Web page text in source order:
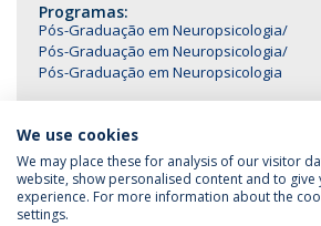
Programas:
Pós-Graduação em Neuropsicologia
Pós-Graduação em Neuropsicologia
Pós-Graduação em Neuropsicologia
Política de Privacidade
Termos
Direitos do Titular dos
We use cookies
We may place these for analysis of our visitor
website, show personalised content and to give
experience. For more information about the
settings.